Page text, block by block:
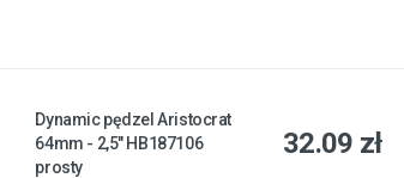
Dynamic pędzel Aristocrat
64mm - 2,5" HB187106
prosty
32.09 zł